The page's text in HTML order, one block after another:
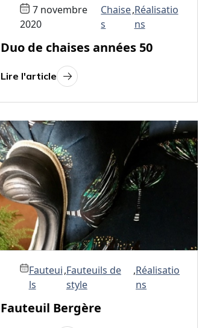
7 novembre
2020
Chaise
s
,Réalisatio
ns
Duo de chaises années 50
Lire l'article
Fauteui
ls
,Fauteuils de
style
,Réalisatio
ns
Fauteuil Bergère